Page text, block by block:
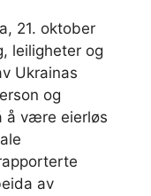
21. oktober
leiligheter og
Ukrainas
og
å være eierløs
av